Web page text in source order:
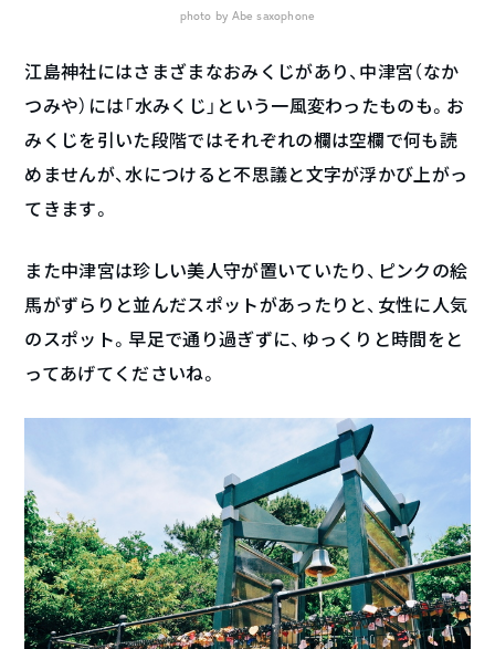
photo by Abe saxophone
江島神社にはさまざまなおみくじがあり、中津宮（なか
つみや）には「水みくじ」という一風変わったものも。お
みくじを引いた段階ではそれぞれの欄は空欄で何も読
めませんが、水につけると不思議と文字が浮かび上がっ
てきます。
また中津宮は珍しい美人守が置いていたり、ピンクの絵
馬がずらりと並んだスポットがあったりと、女性に人気
のスポット。早足で通り過ぎずに、ゆっくりと時間をと
ってあげてくださいね。